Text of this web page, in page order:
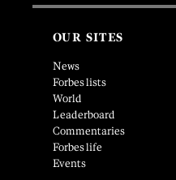
OUR SITES
News
Forbes lists
World
Leaderboard
Commentaries
Forbes life
Events